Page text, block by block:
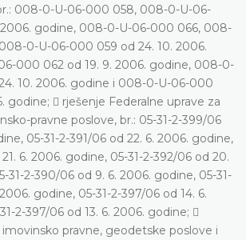
008-0-U-06-000 058, 008-0-U-06-
godine, 008-0-U-06-000 066, 008-
0-U-06-000 059 od 24. 10. 2006.
000 062 od 19. 9. 2006. godine, 008-0-
10. 2006. godine i 008-0-U-06-000
godine;  rješenje Federalne uprave za
pravne poslove, br.: 05-31-2-399/06
05-31-2-391/06 od 22. 6. 2006. godine,
6. 2006. godine, 05-31-2-392/06 od 20.
31-2-390/06 od 9. 6. 2006. godine, 05-31-
godine, 05-31-2-397/06 od 14. 6.
2-397/06 od 13. 6. 2006. godine; 
imovinsko pravne, geodetske poslove i